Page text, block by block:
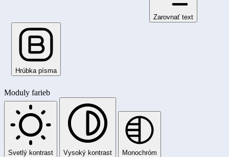
Zarovnať text
Hrúbka písma
Moduly farieb
Svetlý kontrast Vysoký kontrast Monochróm